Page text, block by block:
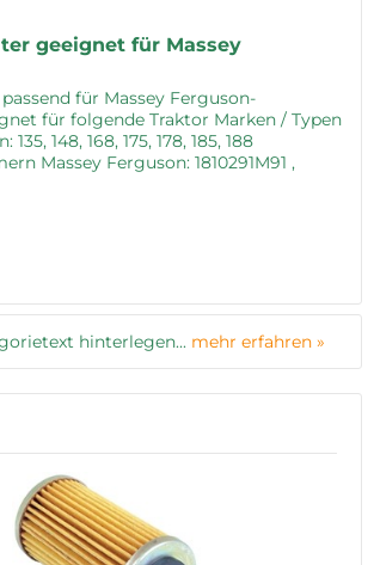
geeignet für Massey
für Massey Ferguson-
für folgende Traktor Marken / Typen
148, 168, 175, 178, 185, 188
Massey Ferguson: 1810291M91 ,
hinterlegen... mehr erfahren »